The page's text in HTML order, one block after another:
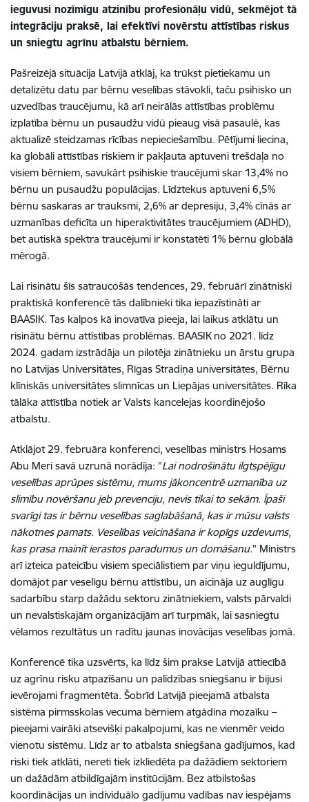
ieguvusi nozīmīgu atzinību profesionāļu vidū, sekmējot tā
integrāciju praksē, lai efektīvi novērstu attīstības riskus
un sniegtu agrīnu atbalstu bērniem.
Pašreizējā situācija Latvijā atklāj, ka trūkst pietiekamu un
detalizētu datu par bērnu veselības stāvokli, taču psihisko un
uzvedības traucējumu, kā arī neirālās attīstības problēmu
izplatība bērnu un pusaudžu vidū pieaug visā pasaulē, kas
aktualizē steidzamas rīcības nepieciešamību. Pētījumi liecina,
ka globāli attīstības riskiem ir pakļauta aptuveni trešdaļa no
visiem bērniem, savukārt psihiskie traucējumi skar 13,4% no
bērnu un pusaudžu populācijas. Līdztekus aptuveni 6,5%
bērnu saskaras ar trauksmi, 2,6% ar depresiju, 3,4% cīnās ar
uzmanības deficīta un hiperaktivitātes traucējumiem (ADHD),
bet autiskā spektra traucējumi ir konstatēti 1% bērnu globālā
mērogā.
Lai risinātu šīs satraucošās tendences, 29. februārī zinātniski
praktiskā konferencē tās dalībnieki tika iepazīstināti ar
BAASIK. Tas kalpos kā inovatīva pieeja, lai laikus atklātu un
risinātu bērnu attīstības problēmas. BAASIK no 2021. līdz
2024. gadam izstrādāja un pilotēja zinātnieku un ārstu grupa
no Latvijas Universitātes, Rīgas Stradiņa universitātes, Bērnu
klīniskās universitātes slimnīcas un Liepājas universitātes. Rīka
tālāka attīstība notiek ar Valsts kancelejas koordinējošo
atbalstu.
Atklājot 29. februāra konferenci, veselības ministrs Hosams
Abu Meri savā uzrunā norādīja: "Lai nodrošinātu ilgtspējīgu
veselības aprūpes sistēmu, mums jākoncentrē uzmanība uz
slimību novēršanu jeb prevenciju, nevis tikai to sekām. Īpaši
svarīgi tas ir bērnu veselības saglabāšanā, kas ir mūsu valsts
nākotnes pamats. Veselības veicināšana ir kopīgs uzdevums,
kas prasa mainīt ierastos paradumus un domāšanu." Ministrs
arī izteica pateicību visiem speciālistiem par viņu ieguldījumu,
domājot par veselīgu bērnu attīstību, un aicināja uz auglīgu
sadarbību starp dažādu sektoru zinātniekiem, valsts pārvaldi
un nevalstiskajām organizācijām arī turpmāk, lai sasniegtu
vēlamos rezultātus un radītu jaunas inovācijas veselības jomā.
Konferencē tika uzsvērts, ka līdz šim prakse Latvijā attiecībā
uz agrīnu risku atpazīšanu un palīdzības sniegšanu ir bijusi
ievērojami fragmentēta. Šobrīd Latvijā pieejamā atbalsta
sistēma pirmsskolas vecuma bērniem atgādina mozaīku –
pieejami vairāki atsevišķi pakalpojumi, kas ne vienmēr veido
vienotu sistēmu. Līdz ar to atbalsta sniegšana gadījumos, kad
riski tiek atklāti, nereti tiek izkliedēta pa dažādiem sektoriem
un dažādām atbildīgajām institūcijām. Bez atbilstošas
koordinācijas un individuālo gadījumu vadības nav iespējams